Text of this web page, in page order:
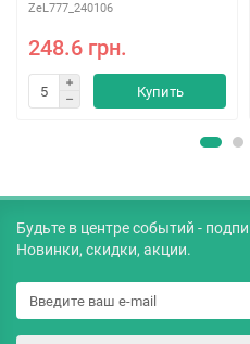
ZeL777_240106
248.6 грн.
Купить
Будьте в центре событий -
Новинки, скидки, акции.